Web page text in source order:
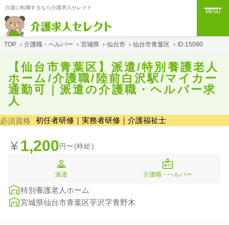
介護に転職するなら介護求人セレクト
MENU
TOP › 介護職・ヘルパー › 宮城県 › 仙台市 › 仙台市青葉区 › ID:15090
【仙台市青葉区】派遣/特別養護老人
ホーム/介護職/陸前白沢駅/マイカー
通勤可｜派遣の介護職・ヘルパー求
人
必須資格 初任者研修｜実務者研修｜介護福祉士
1,200円〜(時給)
派遣 介護職・ヘルパー
特別養護老人ホーム
宮城県仙台市青葉区芋沢字青野木